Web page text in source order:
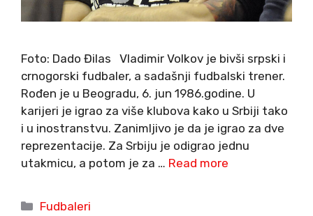
Foto: Dado Đilas Vladimir Volkov je bivši srpski i
crnogorski fudbaler, a sadašnji fudbalski trener.
Rođen je u Beogradu, 6. jun 1986.godine. U
karijeri je igrao za više klubova kako u Srbiji tako
i u inostranstvu. Zanimljivo je da je igrao za dve
reprezentacije. Za Srbiju je odigrao jednu
utakmicu, a potom je za … Read more
Categories
Fudbaleri